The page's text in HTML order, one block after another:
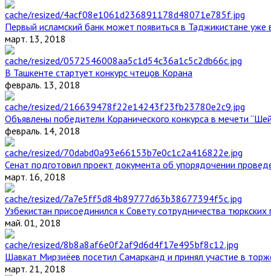
Первый исламский банк может появиться в Таджикистане уже
март. 13, 2018
В Ташкенте стартует конкурс чтецов Корана
февраль. 13, 2018
Объявлены победители Коранического конкурса в мечети
февраль. 14, 2018
Сенат подготовил проект документа об упорядочении
март. 16, 2018
Узбекистан присоединился к Совету сотрудничества тюркских
май. 01, 2018
Шавкат Мирзиёев посетил Самарканд и принял участие в
март. 21, 2018